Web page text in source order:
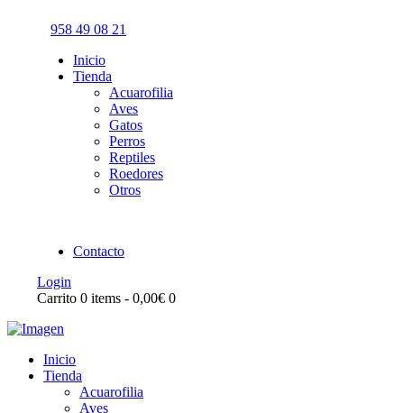
958 49 08 21
Inicio
Tienda
Acuarofilia
Aves
Gatos
Perros
Reptiles
Roedores
Otros
Contacto
Login
Carrito 0 items - 0,00€ 0
Inicio
Tienda
Acuarofilia
Aves